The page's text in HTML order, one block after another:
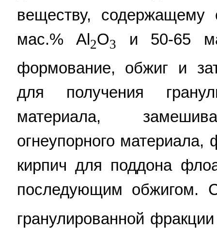
веществу,
мас.% Al2O3
и 50-65
формование, обжиг и
для получения
материала,
огнеупорного
кирпич для поддона
последующим обжигом.
гранулированной